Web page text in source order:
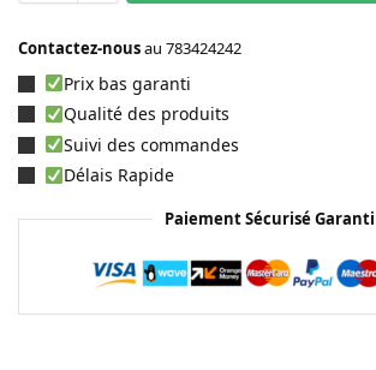
Contactez-nousau 783424242
Prix bas garanti
Qualité des produits
Suivi des commandes
Délais Rapide
Paiement Sécurisé Garanti